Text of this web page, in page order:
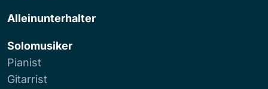
Alleinunterhalter
Solomusiker
Pianist
Gitarrist